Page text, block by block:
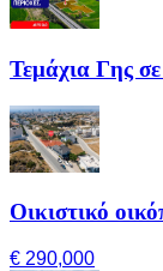
Τεμάχια Γης
Οικιστικό
€ 290,000